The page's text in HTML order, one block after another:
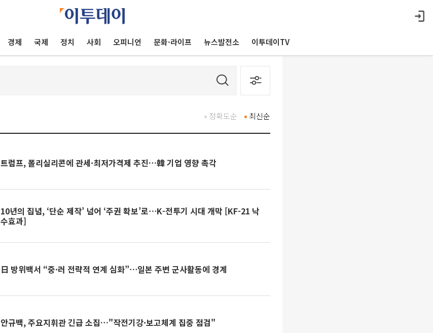
경제 국제 정치 사회 오피니언 문화·라이프 뉴스발전소 이투데이TV
최신순
정확도순
트럼프, 폴리실리콘에 관세·최저가격제 추진…韓 기업 영향 촉각
10년의 집념, ‘단순 제작’ 넘어 ‘주권 확보’로⋯K-전투기 시대 개막 [KF-21 낙
수효과]
日 방위백서 “중·러 전략적 연계 심화”⋯일본 주변 군사활동에 경계
안규백, 주요지휘관 긴급 소집…"작전기강·보고체계 집중 점검"